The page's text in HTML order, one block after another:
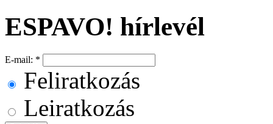
ESPAVO! hírlevél
E-mail: *
Feliratkozás
Leiratkozás